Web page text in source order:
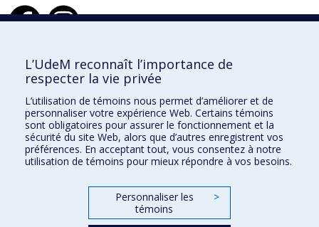
Design d'intérieur
École de design
École d'architecture
École d'urbanisme et d'architecture de paysage
L’UdeM reconnaît l’importance de
respecter la vie privée
L’utilisation de témoins nous permet d’améliorer et de
personnaliser votre expérience Web. Certains témoins
sont obligatoires pour assurer le fonctionnement et la
sécurité du site Web, alors que d’autres enregistrent vos
préférences. En acceptant tout, vous consentez à notre
utilisation de témoins pour mieux répondre à vos besoins.
Personnaliser les
témoins
>